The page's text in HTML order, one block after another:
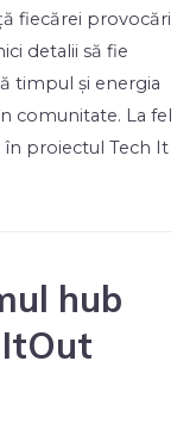
fiecărei provocări
detalii să fie
timpul și energia
comunitate. La fel
în proiectul Tech It
hub